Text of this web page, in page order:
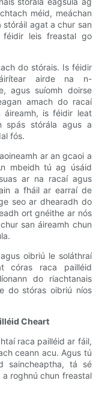
méid, meáchan
agat a chur san
leis freastal go
do stórais. Is féidir
airde na n-
agus suíomh doirse
amach do racaí
is féidir leat
spás stórála agus a
fós.
ar an gcaoi a
mbeidh tú ag úsáid
ar na racaí agus
a fháil ar earraí de
seo ar dhearadh do
ort gnéithe ar nós
san áireamh chun
oibriú le soláthraí
córas raca pailléid
do riachtanais
do stóras oibriú níos
Cheart
raca pailléid ar fáil,
ceann acu. Agus tú
saincheaptha, tá sé
roghnú chun freastal